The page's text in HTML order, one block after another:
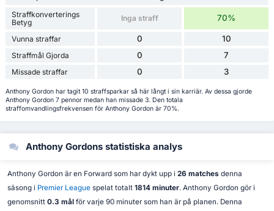
Straffkonverterings
Betyg
Inga straff 70%
Vunna straffar 0 10
Straffmål Gjorda 0 7
Missade straffar 0 3
Anthony Gordon har tagit 10 straffsparkar så här långt i sin karriär. Av dessa gjorde
Anthony Gordon 7 pennor medan han missade 3. Den totala
straffomvandlingsfrekvensen för Anthony Gordon är 70%.
Anthony Gordons statistiska analys
Anthony Gordon är en Forward som har dykt upp i 26 matches denna
säsong i Premier Leaguespelat totalt 1814 minuter. Anthony Gordon gör i
genomsnitt 0.3 mål för varje 90 minuter som han är på planen. Denna